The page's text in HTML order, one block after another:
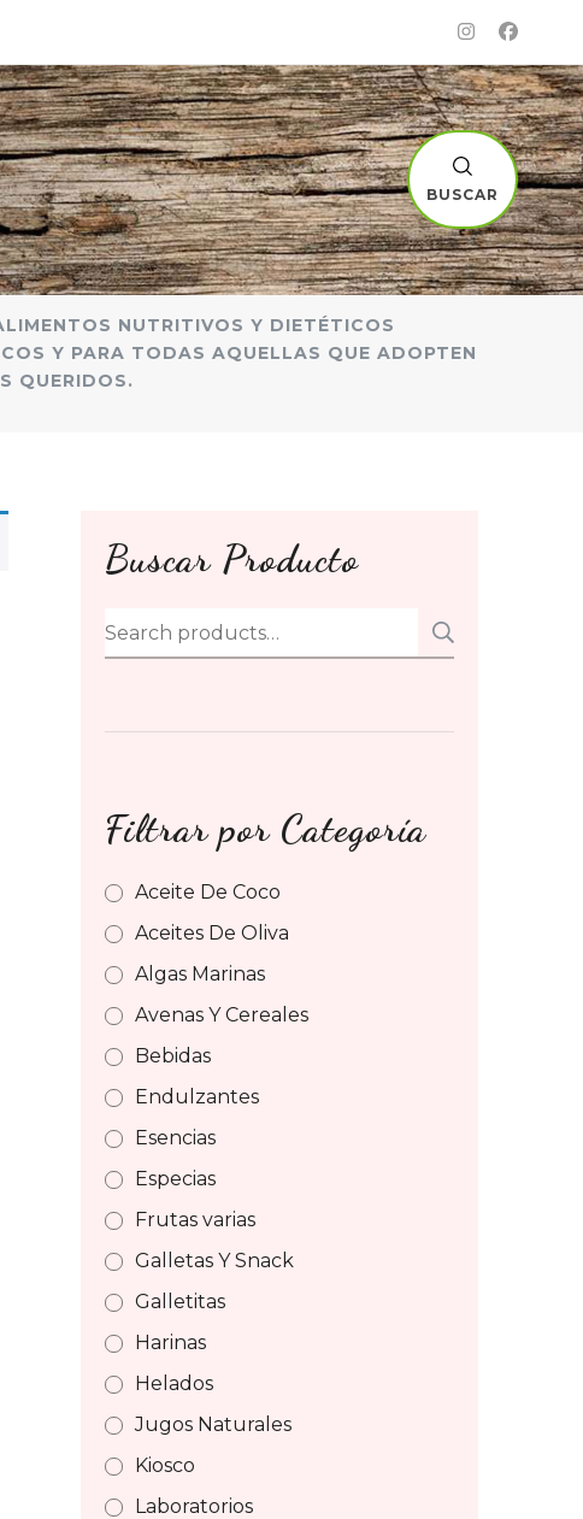
BUSCAR
NUTRITIVOS Y DIETÉTICOS
Y PARA TODAS AQUELLAS QUE ADOPTEN
QUERIDOS.
Buscar Producto
Search
for:
Filtrar por Categoría
Aceite De Coco
Aceites De Oliva
Algas Marinas
Avenas Y Cereales
Bebidas
Endulzantes
Esencias
Especias
Frutas varias
Galletas Y Snack
Galletitas
Harinas
Helados
Jugos Naturales
Kiosco
Laboratorios